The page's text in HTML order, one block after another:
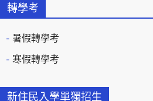
轉學考
暑假轉學考
寒假轉學考
新住民入學單獨招生